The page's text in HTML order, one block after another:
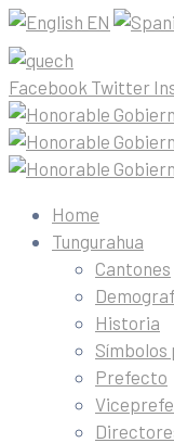
EN
Facebook Twitter
Home
Tungurahua
Cantones
Historia
Prefecto